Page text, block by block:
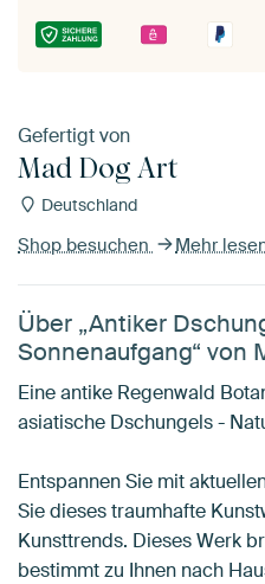
Gefertigt von
Mad Dog Art
Deutschland
Shop besuchen Mehr
Über „Antiker
Sonnenaufgang“ von
Eine antike Regenwald
asiatische Dschungels -
Entspannen Sie mit
Sie dieses traumhafte
Kunsttrends. Dieses Werk
bestimmt zu Ihnen nach